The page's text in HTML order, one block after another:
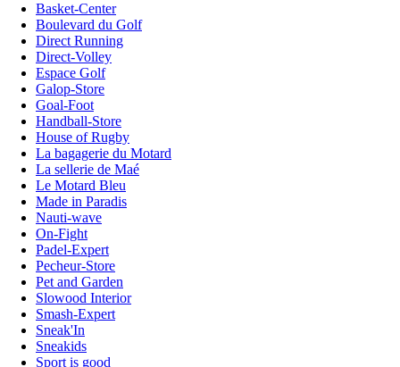
Basket-Center
Boulevard du Golf
Direct Running
Direct-Volley
Espace Golf
Galop-Store
Goal-Foot
Handball-Store
House of Rugby
La bagagerie du Motard
La sellerie de Maé
Le Motard Bleu
Made in Paradis
Nauti-wave
On-Fight
Padel-Expert
Pecheur-Store
Pet and Garden
Slowood Interior
Smash-Expert
Sneak'In
Sneakids
Sport is good